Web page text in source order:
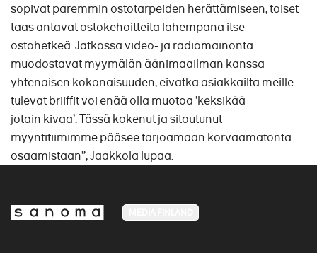
sopivat paremmin ostotarpeiden herättämiseen, toiset
taas antavat ostokehoitteita lähempänä itse
ostohetkeä. Jatkossa video- ja radiomainonta
muodostavat myymälän äänimaailman kanssa
yhtenäisen kokonaisuuden, eivätkä asiakkailta meille
tulevat briiffit voi enää olla muotoa ’keksikää
jotain kivaa’. Tässä kokenut ja sitoutunut
myyntitiimimme pääsee tarjoamaan korvaamatonta
osaamistaan”, Jaakkola lupaa.